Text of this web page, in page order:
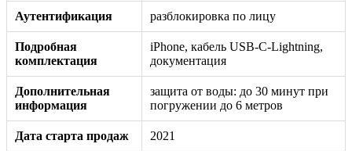
Аутентификация разблокировка по лицу
Подробная
комплектация
iPhone, кабель USB-C-Lightning,
документация
Дополнительная
информация
защита от воды: до 30 минут при
погружении до 6 метров
Дата старта продаж 2021